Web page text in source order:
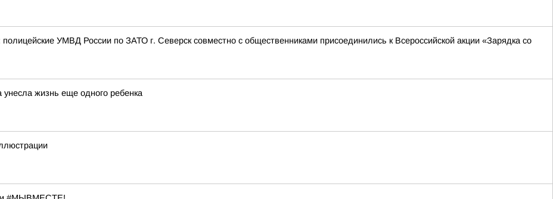
УМВД России по ЗАТО г. Северск совместно с общественниками присоединились к Всероссийской акции «Зарядка со
жизнь еще одного ребенка